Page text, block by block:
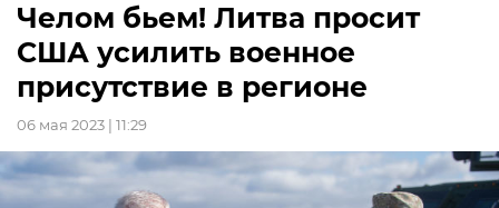
Челом бьем! Литва просит
США усилить военное
присутствие в регионе
06 мая 2023 | 11:29